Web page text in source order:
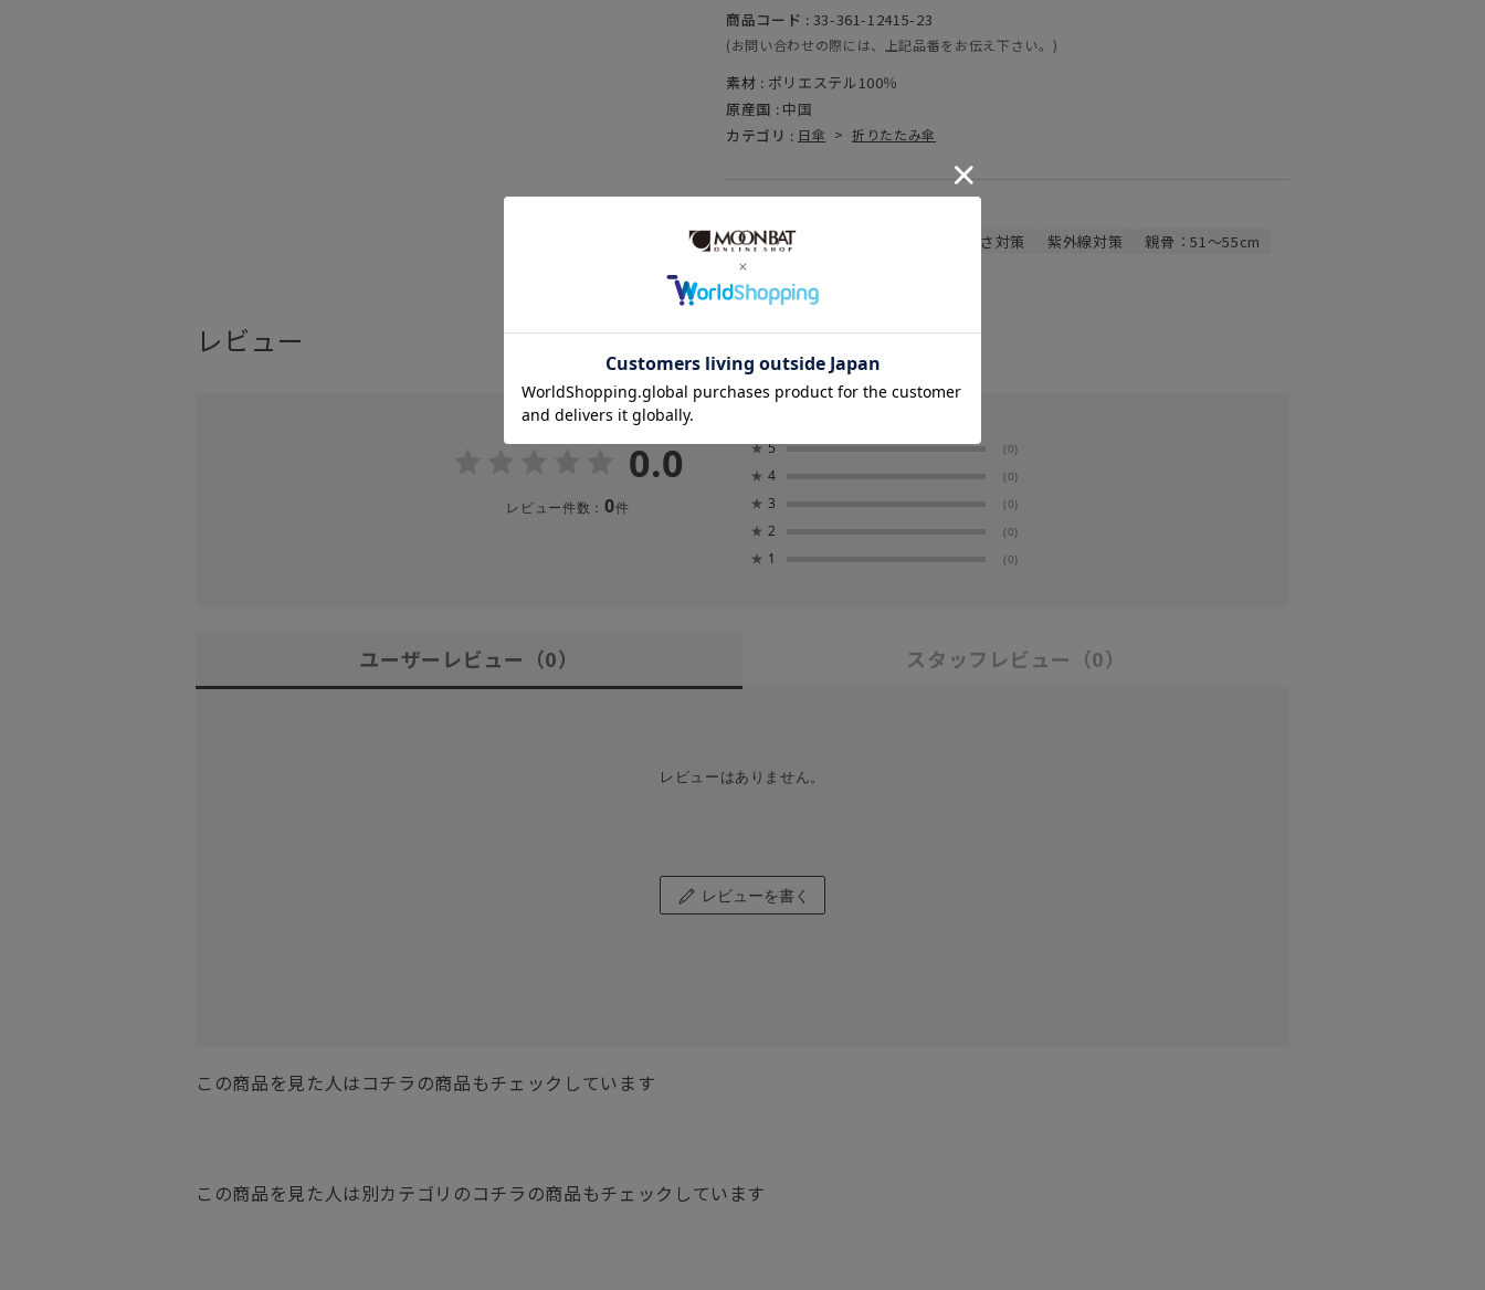
商品コード : 33-361-12415-23
(お問い合わせの際には、上記品番をお伝え下さい。)
素材 : ポリエステル100％
原産国 : 中国
カテゴリ : 日傘 > 折りたたみ傘
晴雨兼用
暑さ対策 紫外線対策 親骨：51～55cm
レビュー
0.0
レビュー件数： 0件
★5 (0)
★ 4 (0)
★ 3 (0)
★ 2 (0)
★ 1 (0)
ユーザーレビュー （0） スタッフレビュー （0）
レビューはありません。
レビューを書く
この商品を見た人はコチラの商品もチェックしています
この商品を見た人は別カテゴリのコチラの商品もチェックしています